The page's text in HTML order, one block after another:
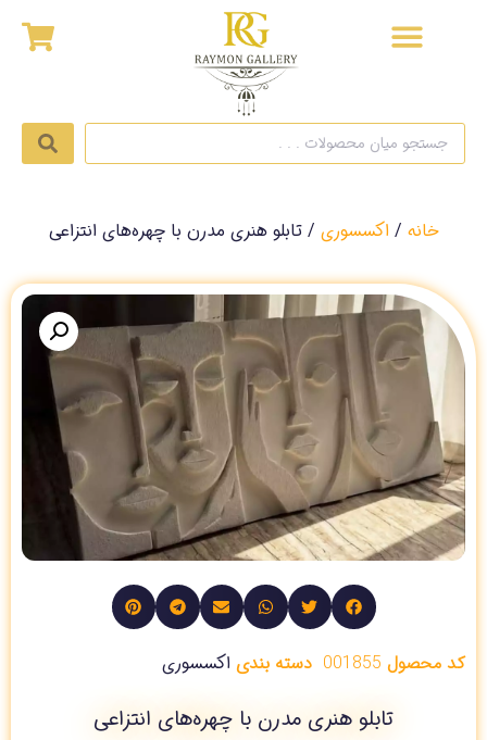
خانه / اکسسوری / تابلو هنری مدرن با چهره‌های انتزاعی
کد محصول 001855 دسته بندی اکسسوری
تابلو هنری مدرن با چهره‌های انتزاعی